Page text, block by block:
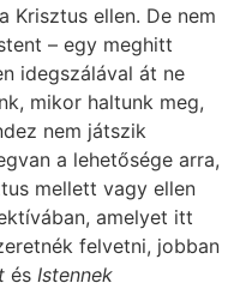
Krisztus ellen. De nem
– egy meghitt
idegszálával át ne
mikor haltunk meg,
nem játszik
a lehetősége arra,
mellett vagy ellen
amelyet itt
felvetni, jobban
és Istennek